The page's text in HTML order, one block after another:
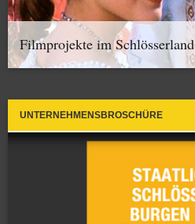
Filmprojekte im Schlösserland
UNTERNEHMENSBROSCHÜRE